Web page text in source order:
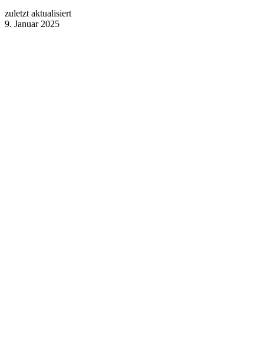
zuletzt aktualisiert
9. Januar 2025